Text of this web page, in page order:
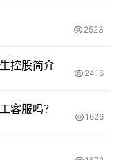
2523
控股简介
2416
客服吗？
1626